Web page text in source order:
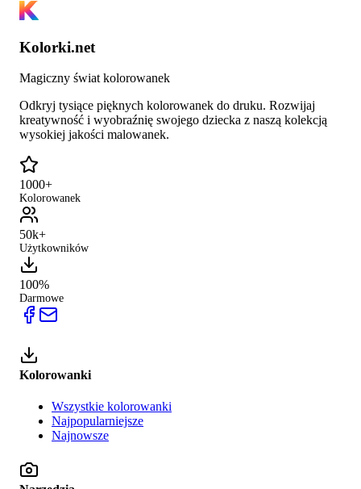
Kolorki.net
Magiczny świat kolorowanek
Odkryj tysiące pięknych kolorowanek do druku. Rozwijaj
kreatywność i wyobraźnię swojego dziecka z naszą kolekcją
wysokiej jakości malowanek.
1000+
Kolorowanek
50k+
Użytkowników
100%
Darmowe
Kolorowanki
Wszystkie kolorowanki
Najpopularniejsze
Najnowsze